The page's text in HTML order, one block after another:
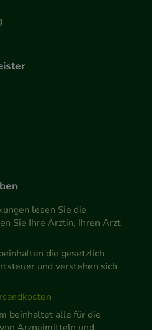
lesen Sie die
Sie Ihre Ärztin, Ihren Arzt
die gesetzlich
und verstehen sich
beinhaltet alle für die